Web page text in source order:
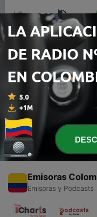
00:00
Episodios
1 - Ricardo Montaner en
17 ago. 2016
Emisoras
Emisoras y Podcasts